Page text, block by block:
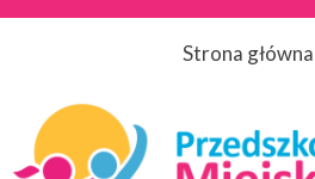
Strona główna